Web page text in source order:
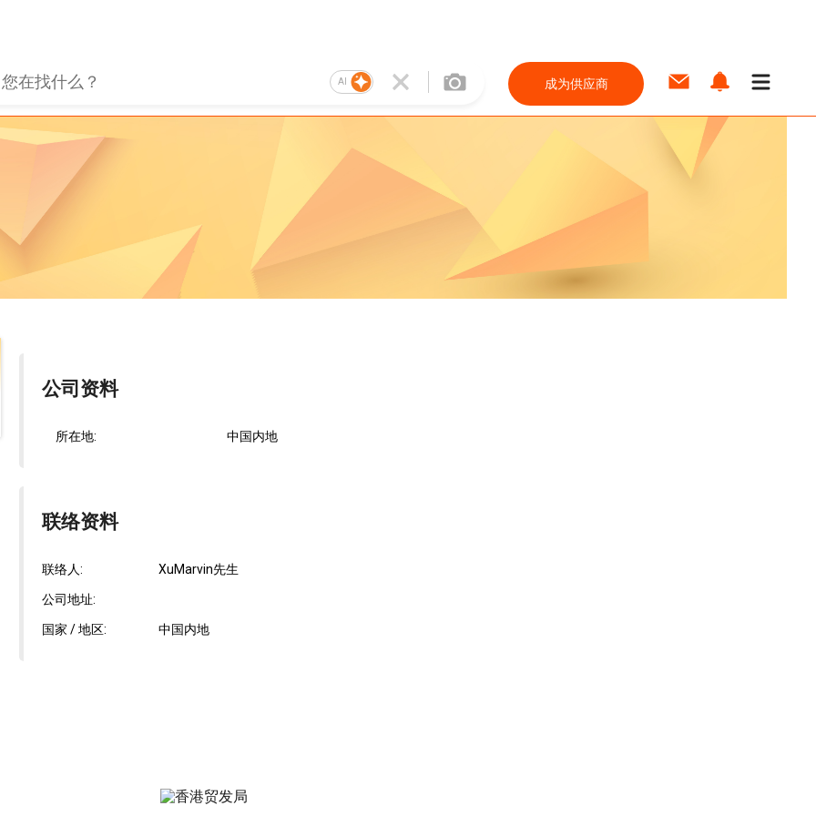
AI 成为供应商
公司资料
所在地: 中国内地
联络资料
联络人: XuMarvin先生
公司地址:
国家 / 地区: 中国内地